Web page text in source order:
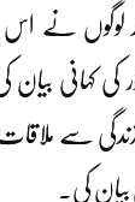
18 فیصد
کی کہانی
سے
کی۔